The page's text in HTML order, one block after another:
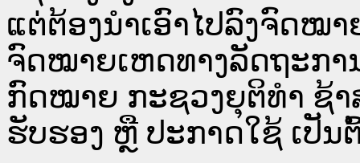
ແຕ່ຕ້ອງນໍາເອົາໄປລົງຈົດໝ
ຈົດ​ໝາຍ​ເຫດ​ທາງ​ລັດ​ຖະ​ກ
ກົດໝາຍ ກະຊວງຍຸຕິທໍາ ຊ້
ຮັບຮອງ ຫຼື ປະກາດໃຊ້ ເປັນ